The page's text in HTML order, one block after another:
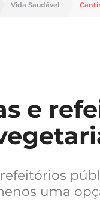
Vida Saudável
e
uma